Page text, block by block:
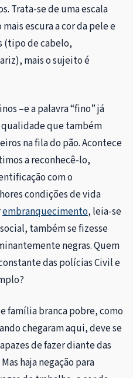
Trata-se de uma escala
escura a cor da pele e
(tipo de cabelo,
mais o sujeito é
–e a palavra “fino” já
que também
na fila do pão. Acontece
a reconhecê-lo,
com o
condições de vida
embranquecimento, leia-se
também se fizesse
negras. Quem
das polícias Civil e
família branca pobre, como
chegaram aqui, deve se
de fazer diante das
haja negação para